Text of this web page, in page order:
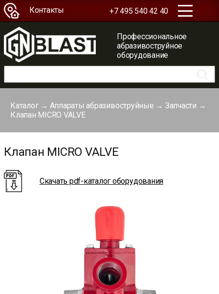
Контакты +7 495 540 42 40
Профессиональное
абразивоструйное
оборудование
Каталог→ Аппараты абразивоструйные → Запчасти →
Клапан MICRO VALVE
Клапан MICRO VALVE
Скачать pdf-каталог оборудования